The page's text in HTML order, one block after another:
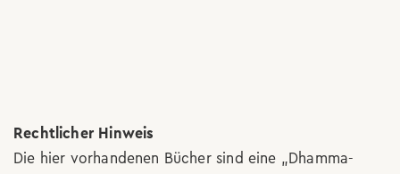
Rechtlicher Hinweis
Die hier vorhandenen Bücher sind eine „Dhamma-